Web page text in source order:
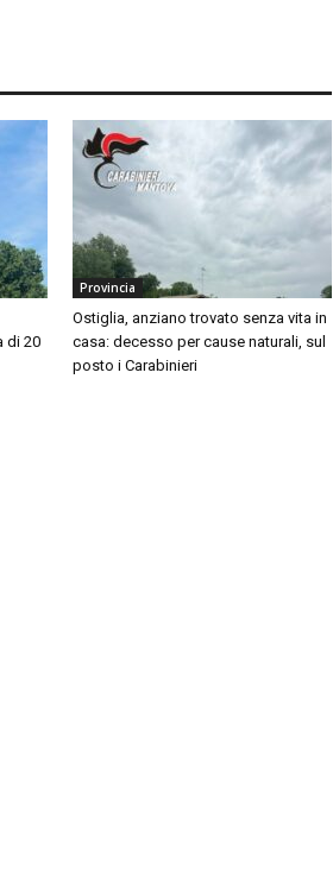
di 20
Provincia
Ostiglia, anziano trovato senza vita in
casa: decesso per cause naturali, sul
posto i Carabinieri